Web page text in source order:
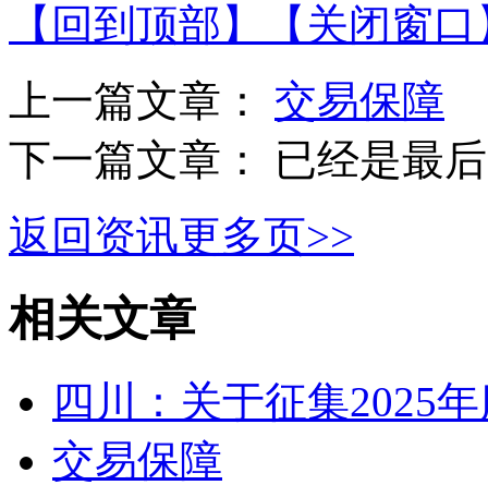
【回到顶部】
【关闭窗
上一篇文章： 交易保障
下一篇文章： 已经是最
返回资讯更多页>>
相关文章
四川：关于征集2025
交易保障